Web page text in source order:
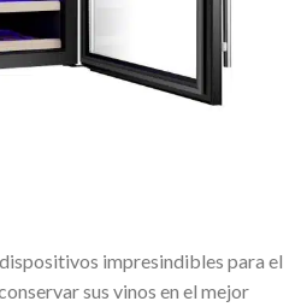
impresindibles para el
sus vinos en el mejor